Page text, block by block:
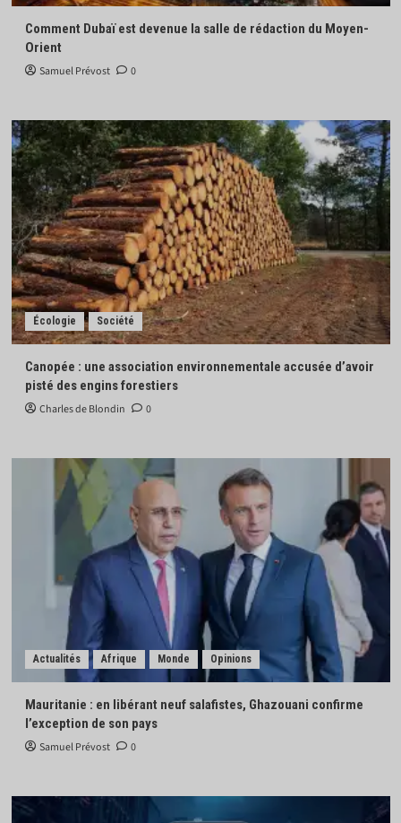
Comment Dubaï est devenue la salle de rédaction du Moyen-
Orient
Samuel Prévost 0
Écologie Société
Canopée : une association environnementale accusée d’avoir
pisté des engins forestiers
Charles de Blondin 0
Actualités Afrique Monde Opinions
Mauritanie : en libérant neuf salafistes, Ghazouani confirme
l’exception de son pays
Samuel Prévost 0